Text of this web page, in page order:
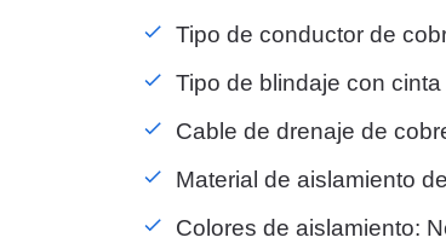
Tipo de conductor de
Tipo de blindaje con
Cable de drenaje de
Material de aislamiento
Colores de aislamiento: